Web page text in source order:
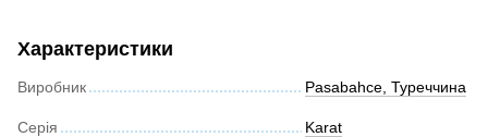
Характеристики
Виробник Pasabahce, Туреччина
Серія Karat